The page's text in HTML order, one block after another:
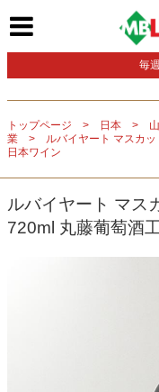
毎
トップページ 日本
業
ルバイヤート マスカ
日本ワイン
ルバイヤート マス
720ml 丸藤葡萄酒